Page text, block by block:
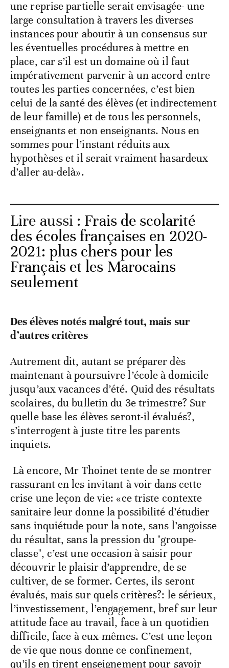
une reprise partielle serait envisagée- une
large consultation à travers les diverses
instances pour aboutir à un consensus sur
les éventuelles procédures à mettre en
place, car s’il est un domaine où il faut
impérativement parvenir à un accord entre
toutes les parties concernées, c’est bien
celui de la santé des élèves (et indirectement
de leur famille) et de tous les personnels,
enseignants et non enseignants. Nous en
sommes pour l’instant réduits aux
hypothèses et il serait vraiment hasardeux
d’aller au-delà».
Lire aussi : Frais de scolarité
des écoles françaises en 2020-
2021: plus chers pour les
Français et les Marocains
seulement
Des élèves notés malgré tout, mais sur
d’autres critères
Autrement dit, autant se préparer dès
maintenant à poursuivre l’école à domicile
jusqu’aux vacances d’été. Quid des résultats
scolaires, du bulletin du 3e trimestre? Sur
quelle base les élèves seront-il évalués?,
s’interrogent à juste titre les parents
inquiets.
Là encore, Mr Thoinet tente de se montrer
rassurant en les invitant à voir dans cette
crise une leçon de vie: «ce triste contexte
sanitaire leur donne la possibilité d’étudier
sans inquiétude pour la note, sans l’angoisse
du résultat, sans la pression du "groupe-
classe", c’est une occasion à saisir pour
découvrir le plaisir d’apprendre, de se
cultiver, de se former. Certes, ils seront
évalués, mais sur quels critères?: le sérieux,
l’investissement, l’engagement, bref sur leur
attitude face au travail, face à un quotidien
difficile, face à eux-mêmes. C’est une leçon
de vie que nous donne ce confinement,
qu’ils en tirent enseignement pour savoir